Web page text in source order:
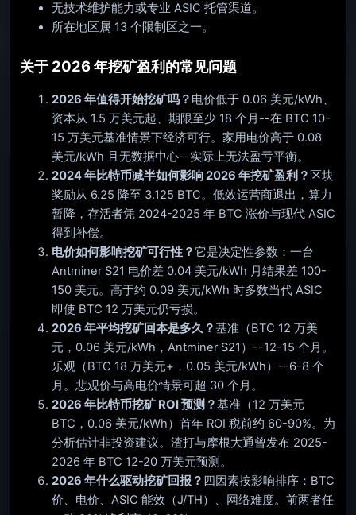
无技术维护能力或专业 ASIC 托管渠道。
所在地区属 13 个限制区之一。
关于 2026 年挖矿盈利的常见问题
2026 年值得开始挖矿吗？ 电价低于 0.06 美元/kWh、
资本从 1.5 万美元起、期限至少 18 个月--在 BTC 10-
15 万美元基准情景下经济可行。家用电价高于 0.08
美元/kWh 且无数据中心--实际上无法盈亏平衡。
2024 年比特币减半如何影响 2026 年挖矿盈利？ 区块
奖励从 6.25 降至 3.125 BTC。低效运营商退出，算力
暂降，存活者凭 2024-2025 年 BTC 涨价与现代 ASIC
得到补偿。
电价如何影响挖矿可行性？它是决定性参数：一台
Antminer S21 电价差 0.04 美元/kWh 月结果差 100-
150 美元。高于约 0.09 美元/kWh 时多数当代 ASIC
即使 BTC 12 万美元仍亏损。
2026 年平均挖矿回本是多久？基准（BTC 12 万美
元，0.06 美元/kWh，Antminer S21）--12-15 个月。
乐观（BTC 18 万美元+，0.05 美元/kWh）--6-8 个
月。悲观价与高电价情景可超 30 个月。
2026 年比特币挖矿 ROI 预测？基准（12 万美元
BTC，0.06 美元/kWh）首年 ROI 税前约 60-90%。为
分析估计非投资建议。渣打与摩根大通曾发布 2025-
2026 年 BTC 12-20 万美元预测。
2026 年什么驱动挖矿回报？ 四因素按影响排序：BTC
价、电价、ASIC 能效（J/TH）、网络难度。前两者任